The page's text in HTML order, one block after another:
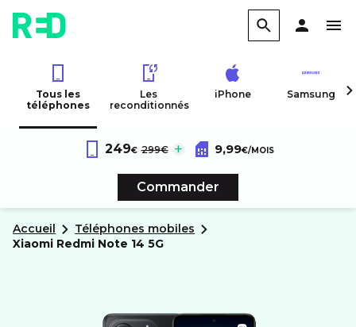
Tous les
téléphones
Les
reconditionnés
iPhone Samsung
XiaomiRedmi Note 14 5G
Reconditionné
249€ au lieu de :
299€ Forfait RED 60Go 4G
Sans engagement
9,99€/MOIS
Commander
Accueil
Téléphones mobiles
xiaomi Redmi Note 14 5G